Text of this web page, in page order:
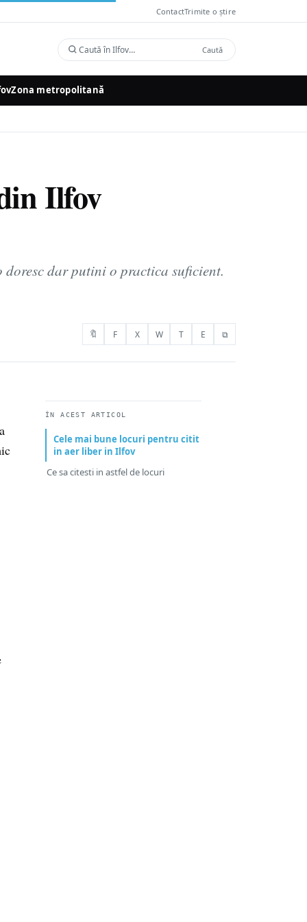
ContactTrimite o știre
Caută
în
Ilfov
Caută
Zona metropolitană
Ilfov
dar putini o practica suficient.
🔖 F X W T E ⧉
ÎN ACEST ARTICOL
Cele mai bune locuri pentru citit
in aer liber in Ilfov
Ce sa citesti in astfel de locuri